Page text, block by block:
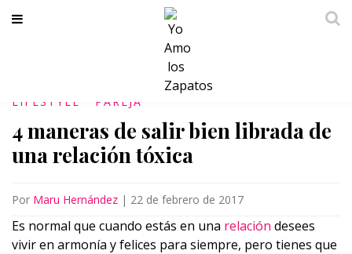
LIFESTYLE PAREJA
4 maneras de salir bien librada de
una relación tóxica
Por Maru Hernández | 22 de febrero de 2017
Es normal que cuando estás en una relación desees
vivir en armonía y felices para siempre, pero tienes que